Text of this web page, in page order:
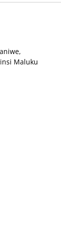
Maluku